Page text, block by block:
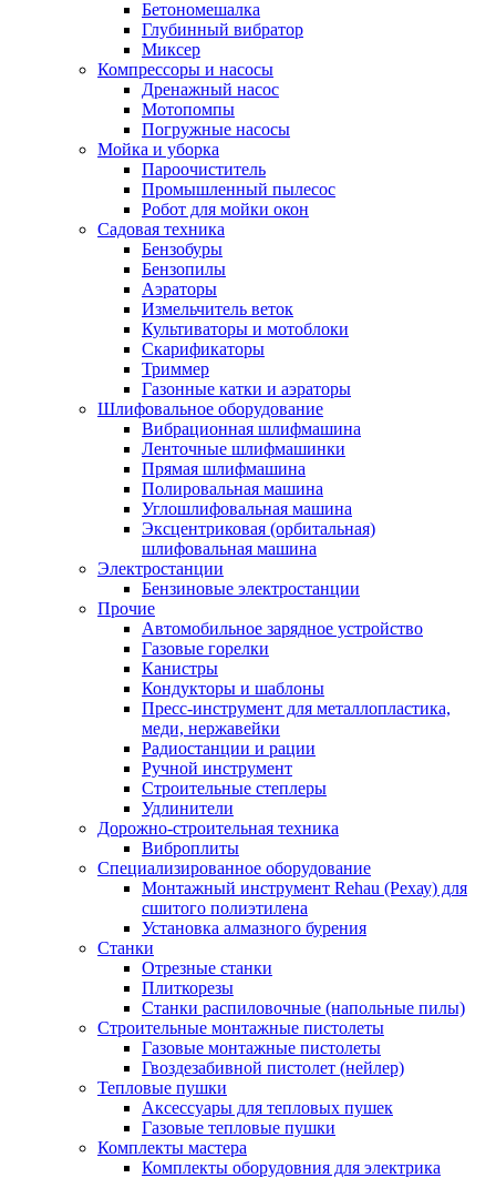
Бетономешалка
Глубинный вибратор
Миксер
Компрессоры и насосы
Дренажный насос
Мотопомпы
Погружные насосы
Мойка и уборка
Пароочиститель
Промышленный пылесос
Робот для мойки окон
Садовая техника
Бензобуры
Бензопилы
Аэраторы
Измельчитель веток
Культиваторы и мотоблоки
Скарификаторы
Триммер
Газонные катки и аэраторы
Шлифовальное оборудование
Вибрационная шлифмашина
Ленточные шлифмашинки
Прямая шлифмашина
Полировальная машина
Углошлифовальная машина
Эксцентриковая (орбитальная)
шлифовальная машина
Электростанции
Бензиновые электростанции
Прочие
Автомобильное зарядное устройство
Газовые горелки
Канистры
Кондукторы и шаблоны
Пресс-инструмент для металлопластика,
меди, нержавейки
Радиостанции и рации
Ручной инструмент
Строительные степлеры
Удлинители
Дорожно-строительная техника
Виброплиты
Специализированное оборудование
Монтажный инструмент Rehau (Рехау) для
сшитого полиэтилена
Установка алмазного бурения
Станки
Отрезные станки
Плиткорезы
Станки распиловочные (напольные пилы)
Строительные монтажные пистолеты
Газовые монтажные пистолеты
Гвоздезабивной пистолет (нейлер)
Тепловые пушки
Аксессуары для тепловых пушек
Газовые тепловые пушки
Комплекты мастера
Комплекты оборудовния для электрика